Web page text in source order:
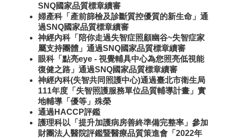
SNQ國家品質標章續審
婦產科「產前篩檢及診斷質控優質的新生命」通
過SNQ國家品質標章續審
神經內科「陪你走過失智症照顧幽谷~失智症家
屬支持團體」通過SNQ國家品質標章續審
眼科「點亮eye - 視覺輔具中心為您照亮低視能
復健之路」通過SNQ國家品質標章續審
神經內科(失智共同照護中心)通過臺北市衛生局
111年度「失智照護服務單位品質輔導計畫」實
地輔導「優等」殊榮
通過HACCP評鑑
護理科以「提升加護病房善終準備完整率」參加
財團法人醫院評鑑暨醫療品質策進會「2022年